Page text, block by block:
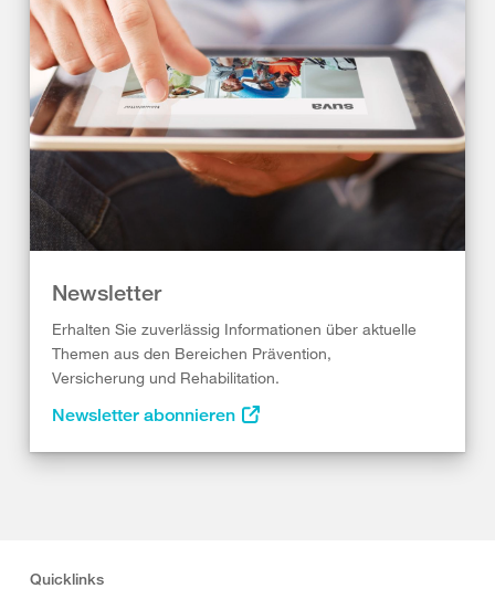
Newsletter
Erhalten Sie zuverlässig Informationen über aktuelle
Themen aus den Bereichen Prävention,
Versicherung und Rehabilitation.
Newsletter abonnieren
Quicklinks